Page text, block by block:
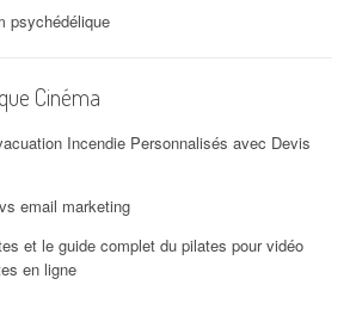
psychédélique
Cinéma
Incendie Personnalisés avec Devis
email marketing
et le guide complet du pilates pour vidéo
en ligne